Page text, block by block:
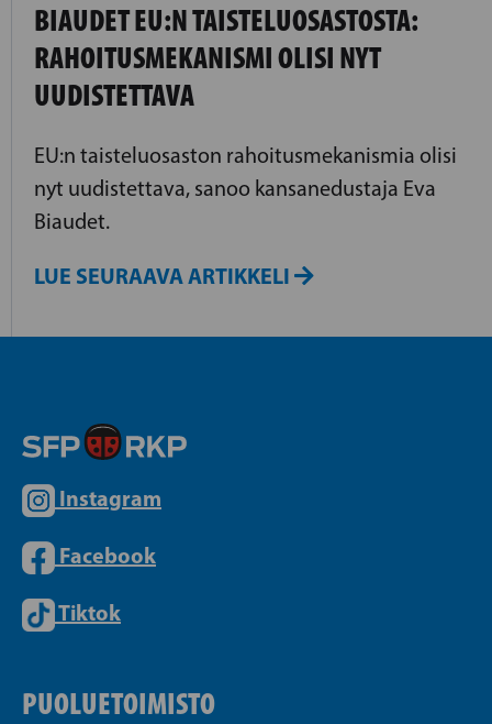
BIAUDET EU:N TAISTELUOSASTOSTA:
RAHOITUSMEKANISMI OLISI NYT
UUDISTETTAVA
EU:n taisteluosaston rahoitusmekanismia olisi
nyt uudistettava, sanoo kansanedustaja Eva
Biaudet.
LUE SEURAAVA ARTIKKELI
Instagram
Facebook
Tiktok
PUOLUETOIMISTO